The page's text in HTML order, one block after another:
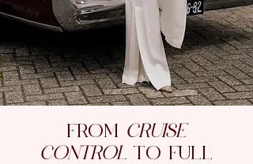
FROM CRUISE
CONTROLTO FULL